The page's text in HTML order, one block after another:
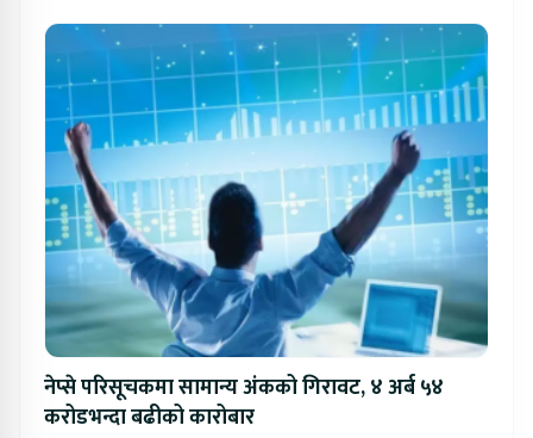
नेप्से परिसूचकमा सामान्य अंकको गिरावट, ४ अर्ब ५४
करोडभन्दा बढीको कारोबार